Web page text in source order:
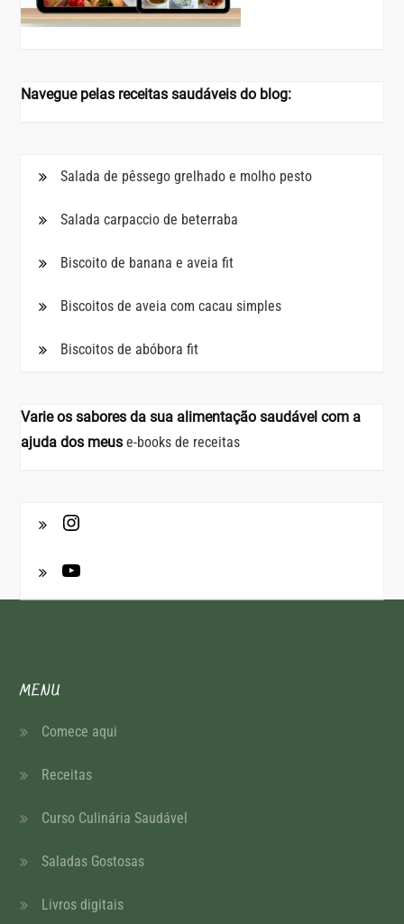
Navegue pelas receitas saudáveis do blog:
Salada de pêssego grelhado e molho pesto
Salada carpaccio de beterraba
Biscoito de banana e aveia fit
Biscoitos de aveia com cacau simples
Biscoitos de abóbora fit
Varie os sabores da sua alimentação saudável com a
ajuda dos meus e-books de receitas
MENU
Comece aqui
Receitas
Curso Culinária Saudável
Saladas Gostosas
Livros digitais